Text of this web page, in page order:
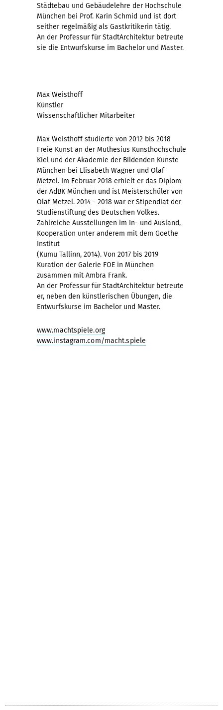
Städtebau und Gebäudelehre der Hochschule
München bei Prof. Karin Schmid und ist dort
seither regelmäßig als Gastkritikerin tätig.
An der Professur für StadtArchitektur betreute
sie die Entwurfskurse im Bachelor und Master.
Max Weisthoff
Künstler
Wissenschaftlicher Mitarbeiter
Max Weisthoff studierte von 2012 bis 2018
Freie Kunst an der Muthesius Kunsthochschule
Kiel und der Akademie der Bildenden Künste
München bei Elisabeth Wagner und Olaf
Metzel. Im Februar 2018 erhielt er das Diplom
der AdBK München und ist Meisterschüler von
Olaf Metzel. 2014 - 2018 war er Stipendiat der
Studienstiftung des Deutschen Volkes.
Zahlreiche Ausstellungen im In- und Ausland,
Kooperation unter anderem mit dem Goethe
Institut
(Kumu Tallinn, 2014). Von 2017 bis 2019
Kuration der Galerie FOE in München
zusammen mit Ambra Frank.
An der Professur für StadtArchitektur betreute
er, neben den künstlerischen Übungen, die
Entwurfskurse im Bachelor und Master.
www.machtspiele.org
www.instagram.com/macht.spiele